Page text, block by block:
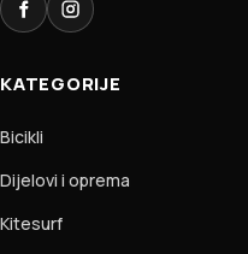
FacebookInstagram
KATEGORIJE
Bicikli
Dijelovi i oprema
Kitesurf